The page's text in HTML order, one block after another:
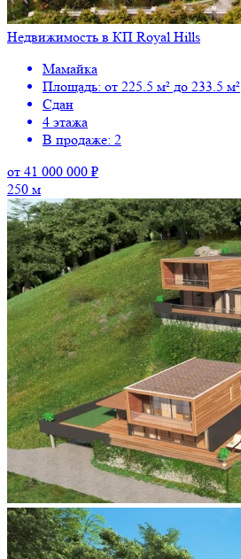
Недвижимость в КП Royal Hills
Мамайка
Площадь: от 225.5 м² до 233.5 м²
Сдан
4 этажа
В продаже: 2
от 41 000 000 ₽
250 м